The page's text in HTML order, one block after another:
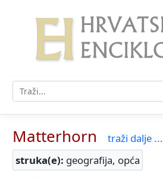
Matterhorn
traži dalje ...
struka(e): geografija, opća